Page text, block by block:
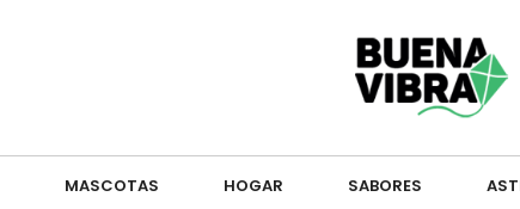
MASCOTAS HOGAR SABORES